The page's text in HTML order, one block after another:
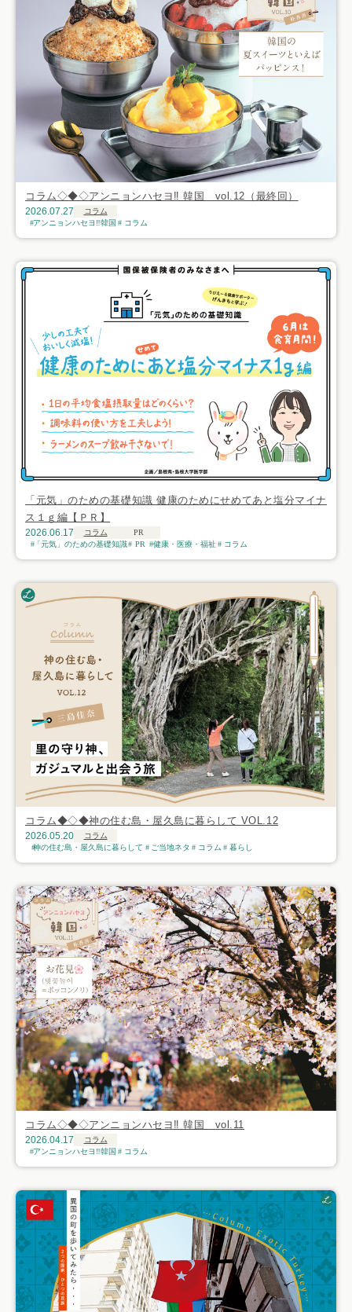
コラム◇◆◇アンニョンハセヨ‼ 韓国 vol.12（最終回）
2026.07.27
コラム
アンニョンハセヨ‼韓国
コラム
「元気」のための基礎知識 健康のためにせめてあと塩分マイナ
ス１ｇ編【ＰＲ】
2026.06.17 コラム
PR
「元気」のための基礎知識
PR 健康・医療・福祉 コラム
コラム◆◇◆神の住む島・屋久島に暮らして VOL.12
2026.05.20
コラム
神の住む島・屋久島に暮らして
ご当地ネタ コラム 暮らし
コラム◇◆◇アンニョンハセヨ‼ 韓国 vol.11
2026.04.17
コラム
アンニョンハセヨ‼韓国
コラム